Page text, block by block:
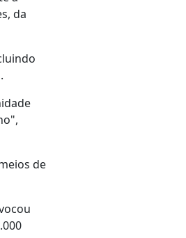
da
de